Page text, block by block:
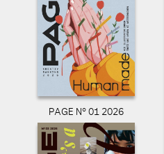
PAGE N° 01 2026